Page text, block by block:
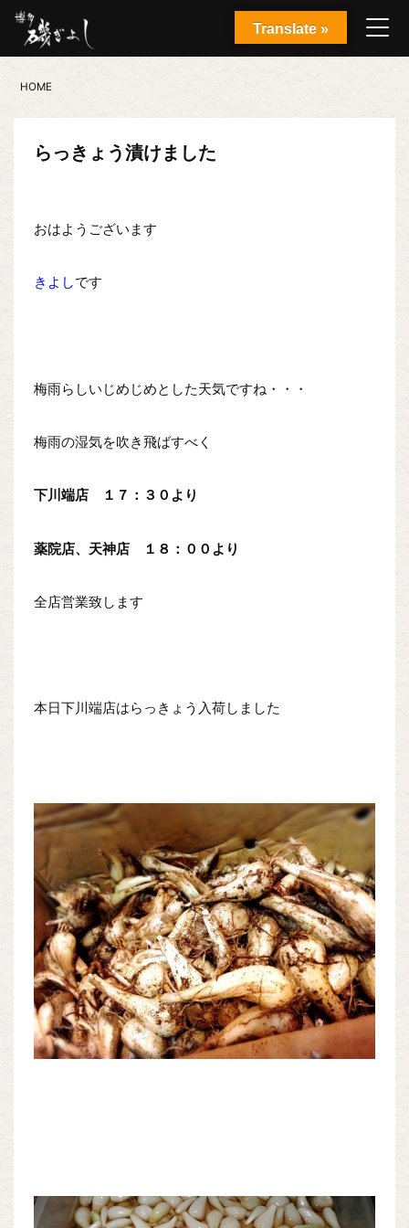
HOME
らっきょう漬けました
おはようございます
きよしです
梅雨らしいじめじめとした天気ですね・・・
梅雨の湿気を吹き飛ばすべく
下川端店 １７：３０より
薬院店、天神店 １８：００より
全店営業致します
本日下川端店はらっきょう入荷しました
Translate »